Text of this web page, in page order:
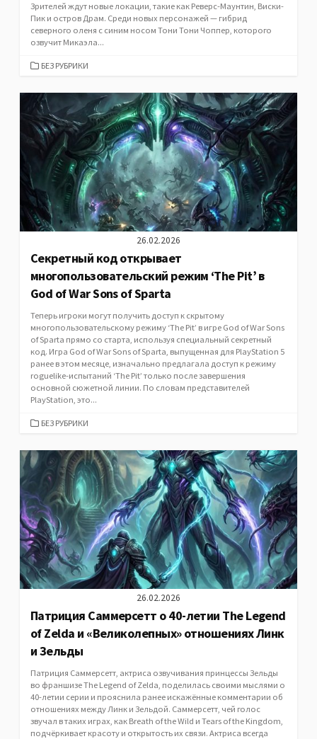
Зрителей ждут новые локации, такие как Реверс-Маунтин, Виски-
Пик и остров Драм. Среди новых персонажей — гибрид
северного оленя с синим носом Тони Тони Чоппер, которого
озвучит Микаэла...
CATEGORIES
БЕЗ РУБРИКИ
26.02.2026
Секретный код открывает
многопользовательский режим ‘The Pit’ в
God of War Sons of Sparta
Теперь игроки могут получить доступ к скрытому
многопользовательскому режиму ‘The Pit’ в игре God of War Sons
of Sparta прямо со старта, используя специальный секретный
код. Игра God of War Sons of Sparta, выпущенная для PlayStation 5
ранее в этом месяце, изначально предлагала доступ к режиму
roguelike-испытаний ‘The Pit’ только после завершения
основной сюжетной линии. По словам представителей
PlayStation, это...
CATEGORIES
БЕЗ РУБРИКИ
26.02.2026
Патриция Саммерсетт о 40-летии The Legend
of Zelda и «Великолепных» отношениях Линк
и Зельды
Патриция Саммерсетт, актриса озвучивания принцессы Зельды
во франшизе The Legend of Zelda, поделилась своими мыслями о
40-летии серии и прояснила ранее искажённые комментарии об
отношениях между Линк и Зельдой. Саммерсетт, чей голос
звучал в таких играх, как Breath of the Wild и Tears of the Kingdom,
подчёркивает красоту и открытость их связи. Актриса всегда